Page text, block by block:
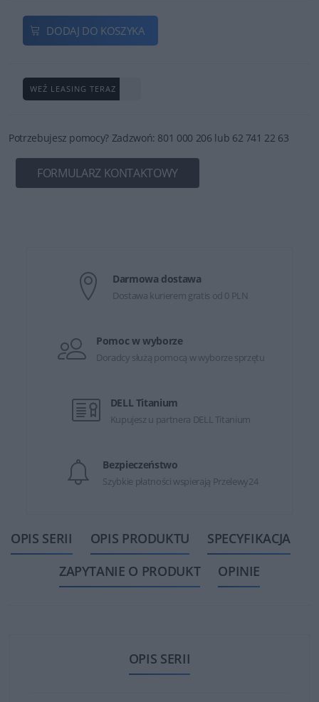
DODAJ DO KOSZYKA
WEŹ LEASING TERAZ
Potrzebujesz pomocy? Zadzwoń: 801 000 206 lub 62 741 22 63
FORMULARZ KONTAKTOWY
Darmowa dostawa
Dostawa kurierem gratis od 0 PLN
Pomoc w wyborze
Doradcy służą pomocą w wyborze sprzętu
DELL Titanium
Kupujesz u partnera DELL Titanium
Bezpieczeństwo
Szybkie płatności wspierają Przelewy24
OPIS SERII OPIS PRODUKTU
SPECYFIKACJA
ZAPYTANIE O PRODUKT
OPINIE
OPIS SERII